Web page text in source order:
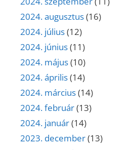
2024. augusztus(16)
2024. július(12)
2024. június(11)
2024. május(10)
2024. április(14)
2024. március(14)
2024. február(13)
2024. január(14)
2023. december(13)